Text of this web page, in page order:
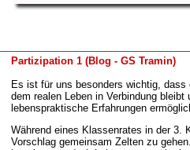
Partizipation 1 (Blog - GS Tramin)
Es ist für uns besonders wichtig,
dem realen Leben in Verbindung
lebenspraktische Erfahrungen
Während eines Klassenrates in der 3.
Vorschlag gemeinsam Zelten zu